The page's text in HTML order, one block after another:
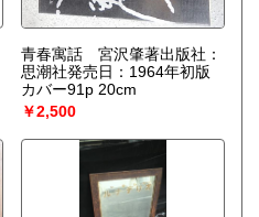
青春寓話 宮沢肇著出版社：
思潮社発売日：1964年初版
カバー91p 20cm
￥2,500